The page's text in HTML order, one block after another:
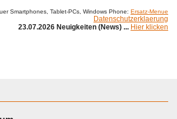
Smartphones, Tablet-PCs, Windows Phone: Ersatz-Menue
Datenschutzerklaerung
23.07.2026 Neuigkeiten (News) ... Hier klicken